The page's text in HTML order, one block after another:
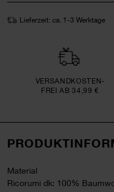
Lieferzeit: ca. 1-3 Werktage
VERSAND­KOSTEN­
FREI AB 34,99 €
Material
Ricorumi dk: 100%